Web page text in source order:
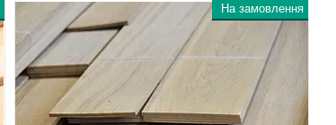
На замовлення